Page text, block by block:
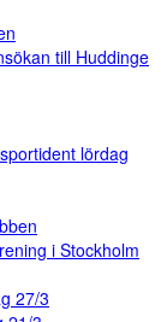
till Huddinge
lördag
i Stockholm
27/3